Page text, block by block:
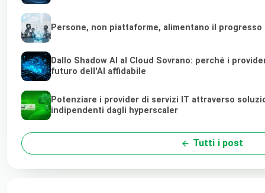
Persone, non piattaforme, alimentano il progresso
Dallo Shadow AI al Cloud Sovrano: perché i
futuro dell'AI affidabile
Potenziare i provider di servizi IT attraverso
indipendenti dagli hyperscaler
Tutti i post